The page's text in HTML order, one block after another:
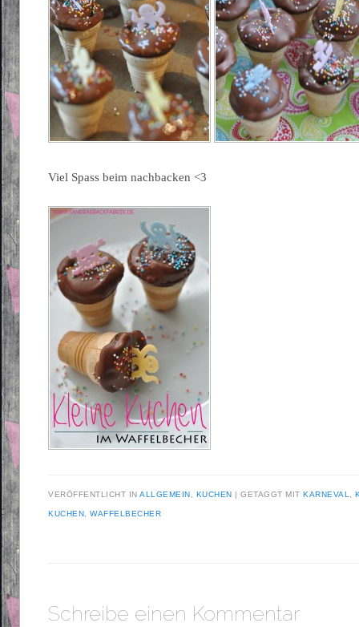
Viel Spass beim nachbacken <3
VERÖFFENTLICHT INALLGEMEIN, KUCHEN |GETAGGT MITKARNEVAL,
KUCHEN,WAFFELBECHER
Schreibe einen Kommentar